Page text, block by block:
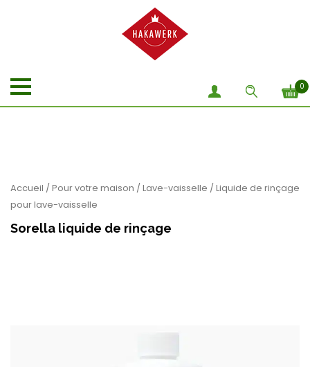
0
Accueil /Pour votre maison /Lave-vaisselle / Liquide de rinçage
pour lave-vaisselle
Sorella liquide de rinçage